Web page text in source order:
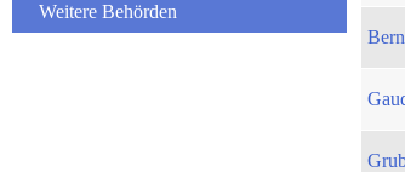
Weitere Behörden